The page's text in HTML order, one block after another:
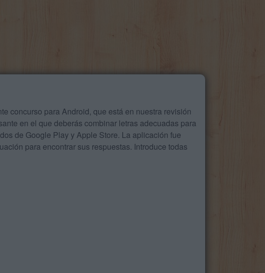
concurso para Android, que está en nuestra revisión
en el que deberás combinar letras adecuadas para
de Google Play y Apple Store. La aplicación fue
para encontrar sus respuestas. Introduce todas